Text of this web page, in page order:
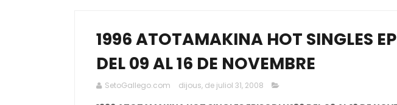
1996 ATOTAMAKINA HOT SINGLES
DEL 09 AL 16 DE NOVEMBRE
SetoGallego.com dijous, de juliol 31, 2008